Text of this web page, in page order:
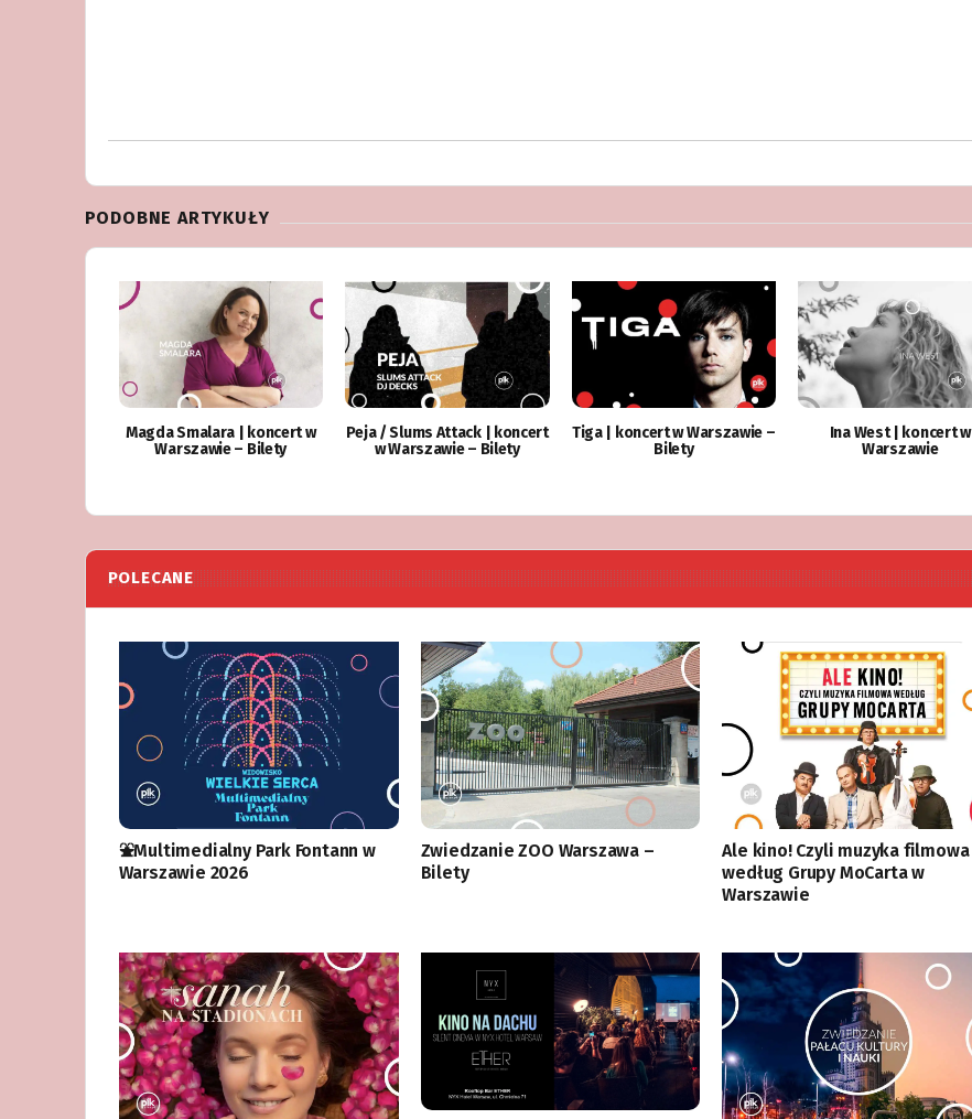
PODOBNE ARTYKUŁY
Magda Smalara | koncert w
Warszawie – Bilety
Peja / Slums Attack | koncert
w Warszawie – Bilety
Tiga | koncert w Warszawie –
Bilety
Ina West | koncert w
Warszawie
POLECANE
⛲️Multimedialny Park Fontann w
Warszawie 2026
Zwiedzanie ZOO Warszawa –
Bilety
Ale kino! Czyli muzyka filmowa
według Grupy MoCarta w
Warszawie